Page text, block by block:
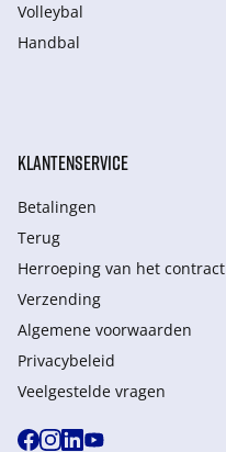
Volleybal
Handbal
KLANTENSERVICE
Betalingen
Terug
Herroeping van het contract
Verzending
Algemene voorwaarden
Privacybeleid
Veelgestelde vragen